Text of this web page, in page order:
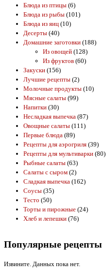
Блюда из птицы (6)
Блюда из рыбы (101)
Блюда из яиц (10)
Десерты (40)
Домашние заготовки (188)
Из овощей (128)
Из фруктов (60)
Закуски (156)
Лучшие рецепты (2)
Молочные продукты (10)
Мясные салаты (99)
Напитки (30)
Несладкая выпечка (87)
Овощные салаты (111)
Первые блюда (89)
Рецепты для аэрогриля (39)
Рецепты для мультиварки (80)
Рыбные салаты (63)
Салаты с сыром (2)
Сладкая выпечка (162)
Соусы (35)
Тесто (50)
Торты и пирожные (24)
Хлеб и лепешки (76)
Популярные рецепты
Извините. Данных пока нет.